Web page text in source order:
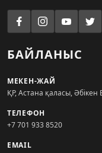
БАЙЛАНЫС
МЕКЕН-ЖАЙ
ҚР, Астана қаласы, Әбікен
ТЕЛЕФОН
+7 701 933 8520
EMAIL